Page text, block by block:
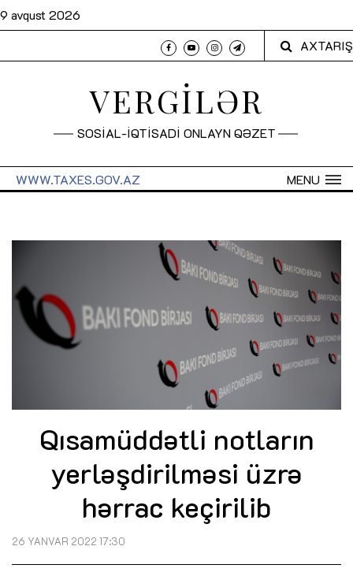
9 avqust 2026
AXTARIŞ
VERGİLƏR
SOSİAL-İQTİSADİ ONLAYN QƏZET
MENU
WWW.TAXES.GOV.AZ
Qısamüddətli notların
yerləşdirilməsi üzrə
hərrac keçirilib
26 YANVAR 2022 17:30